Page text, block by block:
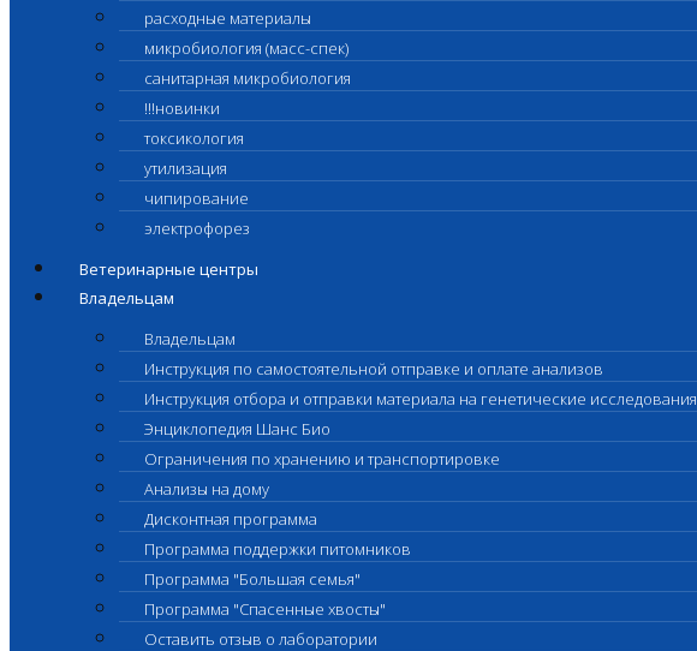
расходные материалы
микробиология (масс-спек)
санитарная микробиология
!!!новинки
токсикология
утилизация
чипирование
электрофорез
Ветеринарные центры
Владельцам
Владельцам
Инструкция по самостоятельной отправке и оплате анализов
Инструкция отбора и отправки материала на генетические исследования
Энциклопедия Шанс Био
Ограничения по хранению и транспортировке
Анализы на дому
Дисконтная программа
Программа поддержки питомников
Программа "Большая семья"
Программа "Спасенные хвосты"
Оставить отзыв о лаборатории